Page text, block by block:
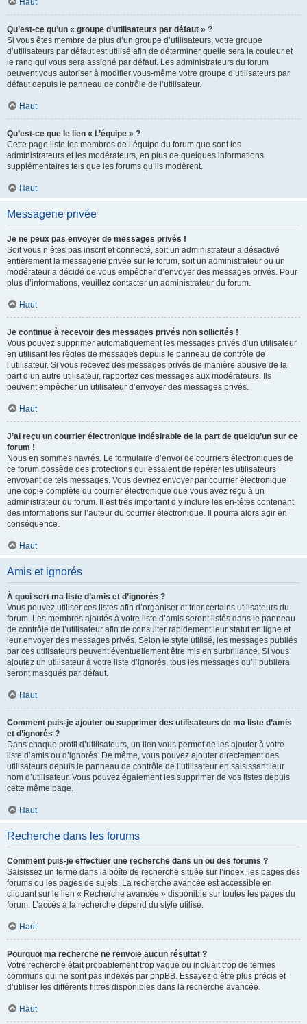
Haut
Qu’est-ce qu’un « groupe d’utilisateurs par défaut » ?
Si vous êtes membre de plus d’un groupe d’utilisateurs, votre groupe
d’utilisateurs par défaut est utilisé afin de déterminer quelle sera la couleur et
le rang qui vous sera assigné par défaut. Les administrateurs du forum
peuvent vous autoriser à modifier vous-même votre groupe d’utilisateurs par
défaut depuis le panneau de contrôle de l’utilisateur.
Haut
Qu’est-ce que le lien « L’équipe » ?
Cette page liste les membres de l’équipe du forum que sont les
administrateurs et les modérateurs, en plus de quelques informations
supplémentaires tels que les forums qu’ils modèrent.
Haut
Messagerie privée
Je ne peux pas envoyer de messages privés !
Soit vous n’êtes pas inscrit et connecté, soit un administrateur a désactivé
entièrement la messagerie privée sur le forum, soit un administrateur ou un
modérateur a décidé de vous empêcher d’envoyer des messages privés. Pour
plus d’informations, veuillez contacter un administrateur du forum.
Haut
Je continue à recevoir des messages privés non sollicités !
Vous pouvez supprimer automatiquement les messages privés d’un utilisateur
en utilisant les règles de messages depuis le panneau de contrôle de
l’utilisateur. Si vous recevez des messages privés de manière abusive de la
part d’un autre utilisateur, rapportez ces messages aux modérateurs. Ils
peuvent empêcher un utilisateur d’envoyer des messages privés.
Haut
J’ai reçu un courrier électronique indésirable de la part de quelqu’un sur ce
forum !
Nous en sommes navrés. Le formulaire d’envoi de courriers électroniques de
ce forum possède des protections qui essaient de repérer les utilisateurs
envoyant de tels messages. Vous devriez envoyer par courrier électronique
une copie complète du courrier électronique que vous avez reçu à un
administrateur du forum. Il est très important d’y inclure les en-têtes contenant
des informations sur l’auteur du courrier électronique. Il pourra alors agir en
conséquence.
Haut
Amis et ignorés
À quoi sert ma liste d’amis et d’ignorés ?
Vous pouvez utiliser ces listes afin d’organiser et trier certains utilisateurs du
forum. Les membres ajoutés à votre liste d’amis seront listés dans le panneau
de contrôle de l’utilisateur afin de consulter rapidement leur statut en ligne et
leur envoyer des messages privés. Selon le style utilisé, les messages publiés
par ces utilisateurs peuvent éventuellement être mis en surbrillance. Si vous
ajoutez un utilisateur à votre liste d’ignorés, tous les messages qu’il publiera
seront masqués par défaut.
Haut
Comment puis-je ajouter ou supprimer des utilisateurs de ma liste d’amis
et d’ignorés ?
Dans chaque profil d’utilisateurs, un lien vous permet de les ajouter à votre
liste d’amis ou d’ignorés. De même, vous pouvez ajouter directement des
utilisateurs depuis le panneau de contrôle de l’utilisateur en saisissant leur
nom d’utilisateur. Vous pouvez également les supprimer de vos listes depuis
cette même page.
Haut
Recherche dans les forums
Comment puis-je effectuer une recherche dans un ou des forums ?
Saisissez un terme dans la boîte de recherche située sur l’index, les pages des
forums ou les pages de sujets. La recherche avancée est accessible en
cliquant sur le lien « Recherche avancée » disponible sur toutes les pages du
forum. L’accès à la recherche dépend du style utilisé.
Haut
Pourquoi ma recherche ne renvoie aucun résultat ?
Votre recherche était probablement trop vague ou incluait trop de termes
communs qui ne sont pas indexés par phpBB. Essayez d’être plus précis et
d’utiliser les différents filtres disponibles dans la recherche avancée.
Haut